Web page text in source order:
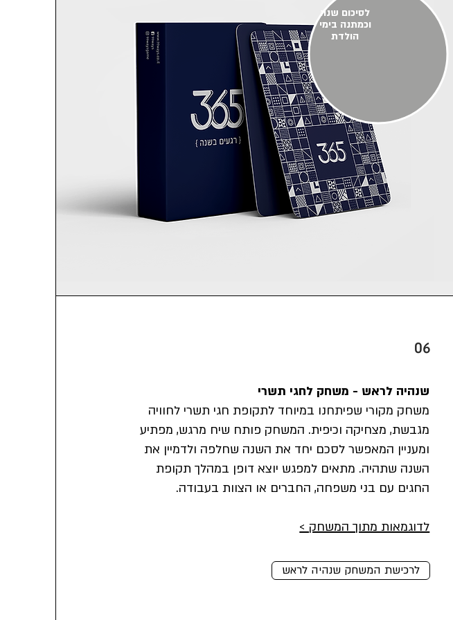
לסיכום שנה
וכמתנה בימי
הולדת
06
שנהיה לראש - משחק לחגי תשרי
משחק מקורי שפיתחנו במיוחד לתקופת חגי תשרי לחוויה
מגבשת, מצחיקה וכיפית. המשחק פותח שיח מרגש, מפתיע
ומעניין המאפשר לסכם יחד את השנה שחלפה ולדמיין את
השנה שתהיה. מתאים למפגש יוצא דופן במהלך תקופת
החגים עם בני משפחה, החברים או הצוות בעבודה.
​לדוגמאות מתוך המשחק >
לרכישת המשחק שנהיה לראש